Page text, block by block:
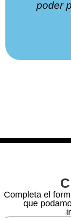
poder
Completa el
que